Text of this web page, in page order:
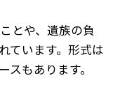
とや、遺族の負
ています。形式は
スもあります。